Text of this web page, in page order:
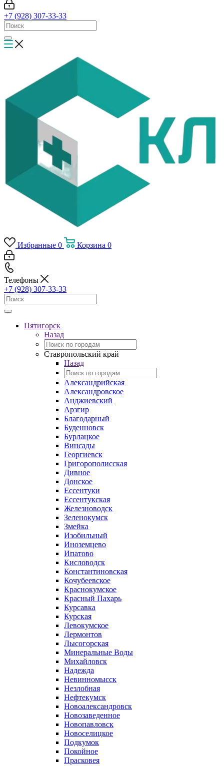
+7 (928) 307-33-33
Избранные 0 Корзина 0
Телефоны
+7 (928) 307-33-33
Пятигорск
Назад
Ставропольский край
Назад
Александрийская
Александровское
Анджиевский
Арзгир
Благодарный
Буденновск
Бурлацкое
Винсады
Георгиевск
Григорополисская
Дивное
Донское
Ессентуки
Ессентукская
Железноводск
Зеленокумск
Змейка
Изобильный
Иноземцево
Ипатово
Кисловодск
Константиновская
Кочубеевское
Краснокумское
Красный Пахарь
Курсавка
Курская
Левокумское
Лермонтов
Лысогорская
Минеральные Воды
Михайловск
Надежда
Невинномысск
Незлобная
Нефтекумск
Новоалександровск
Новозаведенное
Новопавловск
Новоселицкое
Подкумок
Покойное
Прасковея